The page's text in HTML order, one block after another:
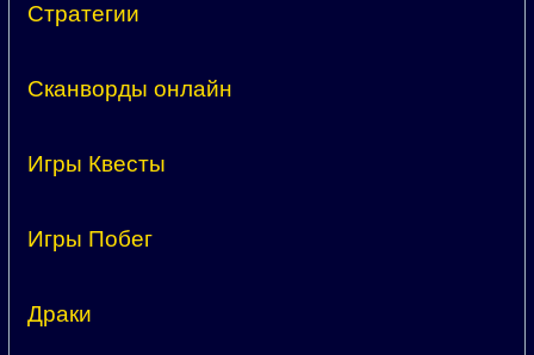
Стратегии
Сканворды онлайн
Игры Квесты
Игры Побег
Драки